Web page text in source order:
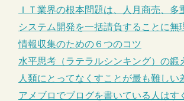
ＩＴ業界の根本問題は、人月商売、多
システム開発を一括請負することに無
情報収集のための６つのコツ
水平思考（ラテラルシンキング）の鍛
人類にとってなくすことが最も難しい
アメブロでブログを書いている人はす